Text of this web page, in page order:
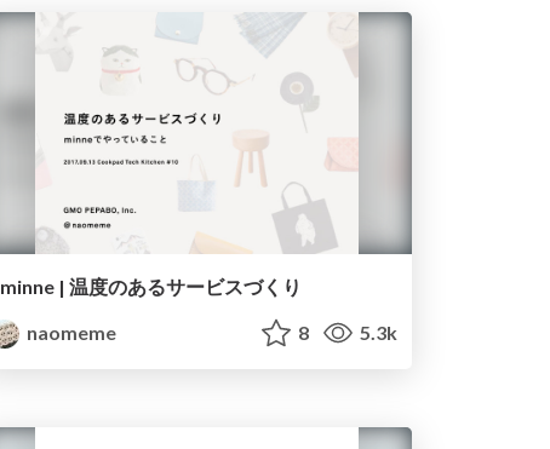
minne | 温度のあるサービスづくり
naomeme
8 5.3k